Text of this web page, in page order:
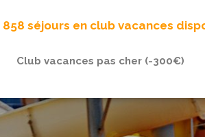
858 séjours en club vacances
Club vacances pas cher (-300€)